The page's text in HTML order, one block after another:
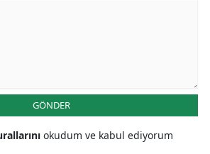
GÖNDER
okudum ve kabul ediyorum